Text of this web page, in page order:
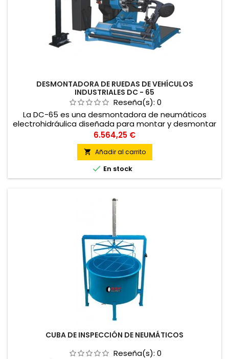
DESMONTADORA DE RUEDAS DE VEHÍCULOS
INDUSTRIALES DC - 65
Reseña(s): 0
La DC-65 es una desmontadora de neumáticos
electrohidráulica diseñada para montar y desmontar
ruedas de camión, autobús, agrícola e industrial
medio con diámetro de llanta comprendido entre 13”
y 27”. Desmontadora compacta ideal para talleres
móviles.
Precio
6.564,25 €
 Añadir al carrito
 En stock
CUBA DE INSPECCIÓN DE NEUMÁTICOS
Reseña(s): 0